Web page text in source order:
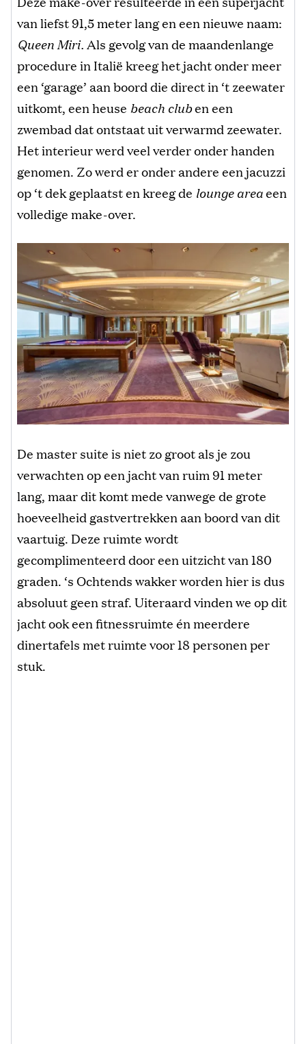
van liefst 91,5 meter lang en een nieuwe naam:
Queen Miri. Als gevolg van de maandenlange
procedure in Italië kreeg het jacht onder meer
een ‘garage’ aan boord die direct in ‘t zeewater
uitkomt, een heuse beach cluben een
zwembad dat ontstaat uit verwarmd zeewater.
Het interieur werd veel verder onder handen
genomen. Zo werd er onder andere een jacuzzi
op ‘t dek geplaatst en kreeg de lounge areaeen
volledige make-over.
De master suite is niet zo groot als je zou
verwachten op een jacht van ruim 91 meter
lang, maar dit komt mede vanwege de grote
hoeveelheid gastvertrekken aan boord van dit
vaartuig. Deze ruimte wordt
gecomplimenteerd door een uitzicht van 180
graden. ‘s Ochtends wakker worden hier is dus
absoluut geen straf. Uiteraard vinden we op dit
jacht ook een fitnessruimte én meerdere
dinertafels met ruimte voor 18 personen per
stuk.